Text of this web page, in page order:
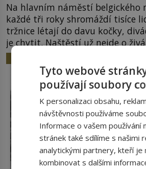
Na hlavním náměstí belgického
každé tři roky shromáždí tisíce
tržnice létají do davu kočky,
je chytit. Naštěstí už nejde o
jenom o plyšové suvenýry. Kdysi
Tato veselá podívaná připomíná
nejpodivnějších a zároveň
Tyto webové
používají soubory
K personalizaci obsahu,
návštěvnosti používáme
Informace o vašem používání
stránek také sdílíme s našimi
analytickými partnery, kteří je
kombinovat s dalšími